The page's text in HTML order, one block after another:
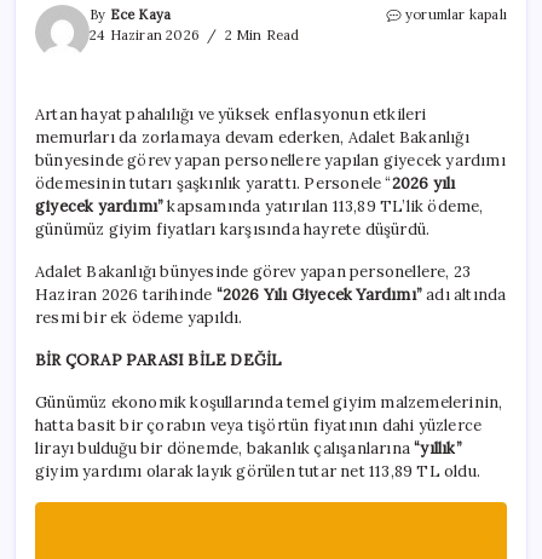
By Ece Kaya
24 Haziran 2026
2 Min Read
Bakanlık
hayret
ettirdi
için
yorumlar kapalı
Artan hayat pahalılığı ve yüksek enflasyonun etkileri
memurları da zorlamaya devam ederken, Adalet Bakanlığı
bünyesinde görev yapan personellere yapılan giyecek yardımı
ödemesinin tutarı şaşkınlık yarattı. Personele “2026 yılı
giyecek yardımı”kapsamında yatırılan 113,89 TL’lik ödeme,
günümüz giyim fiyatları karşısında hayrete düşürdü.
Adalet Bakanlığı bünyesinde görev yapan personellere, 23
Haziran 2026 tarihinde “2026 Yılı Giyecek Yardımı”adı altında
resmi bir ek ödeme yapıldı.
BİR ÇORAP PARASI BİLE DEĞİL
Günümüz ekonomik koşullarında temel giyim malzemelerinin,
hatta basit bir çorabın veya tişörtün fiyatının dahi yüzlerce
lirayı bulduğu bir dönemde, bakanlık çalışanlarına“yıllık”
giyim yardımı olarak layık görülen tutar net 113,89 TL oldu.